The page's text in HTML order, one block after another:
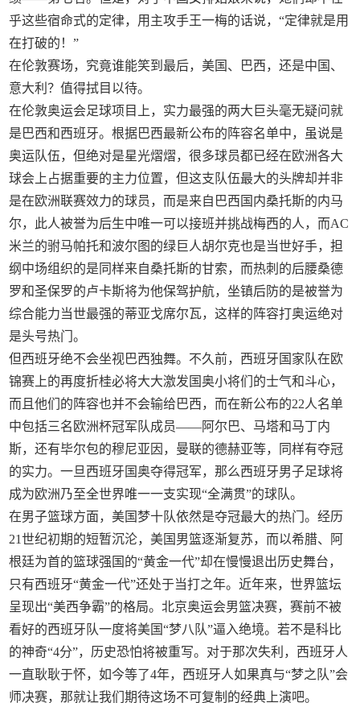
乎这些宿命式的定律，用主攻手王一梅的话说，“定律就是用
在打破的！”
在伦敦赛场，究竟谁能笑到最后，美国、巴西，还是中国、
意大利？值得拭目以待。
在伦敦奥运会足球项目上，实力最强的两大巨头毫无疑问就
是巴西和西班牙。根据巴西最新公布的阵容名单中，虽说是
奥运队伍，但绝对是星光熠熠，很多球员都已经在欧洲各大
球会上占据重要的主力位置，但这支队伍最大的头牌却并非
是在欧洲联赛效力的球员，而是来自巴西国内桑托斯的内马
尔，此人被誉为后生中唯一可以接班并挑战梅西的人，而AC
米兰的驸马帕托和波尔图的绿巨人胡尔克也是当世好手，担
纲中场组织的是同样来自桑托斯的甘索，而热刺的后腰桑德
罗和圣保罗的卢卡斯将为他保驾护航，坐镇后防的是被誉为
综合能力当世最强的蒂亚戈席尔瓦，这样的阵容打奥运绝对
是头号热门。
但西班牙绝不会坐视巴西独舞。不久前，西班牙国家队在欧
锦赛上的再度折桂必将大大激发国奥小将们的士气和斗心，
而且他们的阵容也并不会输给巴西，而在新公布的22人名单
中包括三名欧洲杯冠军队成员——阿尔巴、马塔和马丁内
斯，还有毕尔包的穆尼亚因，曼联的德赫亚等，同样有夺冠
的实力。一旦西班牙国奥夺得冠军，那么西班牙男子足球将
成为欧洲乃至全世界唯一一支实现“全满贯”的球队。
在男子篮球方面，美国梦十队依然是夺冠最大的热门。经历
21世纪初期的短暂沉沦，美国男篮逐渐复苏，而以希腊、阿
根廷为首的篮球强国的“黄金一代”却在慢慢退出历史舞台，
只有西班牙“黄金一代”还处于当打之年。近年来，世界篮坛
呈现出“美西争霸”的格局。北京奥运会男篮决赛，赛前不被
看好的西班牙队一度将美国“梦八队”逼入绝境。若不是科比
的神奇“4分”，历史恐怕将被重写。对于那次失利，西班牙人
一直耿耿于怀，如今等了4年，西班牙人如果真与“梦之队”会
师决赛，那就让我们期待这场不可复制的经典上演吧。